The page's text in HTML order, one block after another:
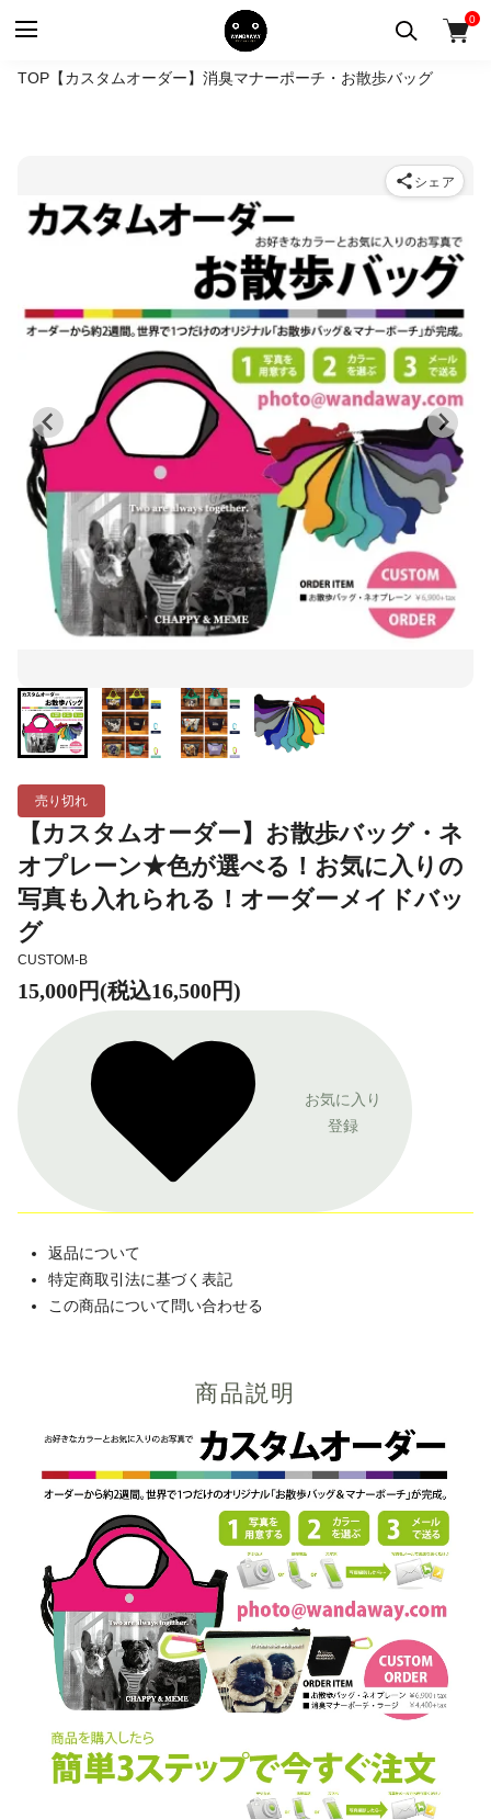
0
TOP 【カスタムオーダー】消臭マナーポーチ・お散歩バッグ
売り切れ
【カスタムオーダー】お散歩バッグ・ネ
オプレーン★色が選べる！お気に入りの
写真も入れられる！オーダーメイドバッ
グ
CUSTOM-B
15,000円(税込16,500円)
お気に入り
登録
返品について
特定商取引法に基づく表記
この商品について問い合わせる
シェア
商品説明